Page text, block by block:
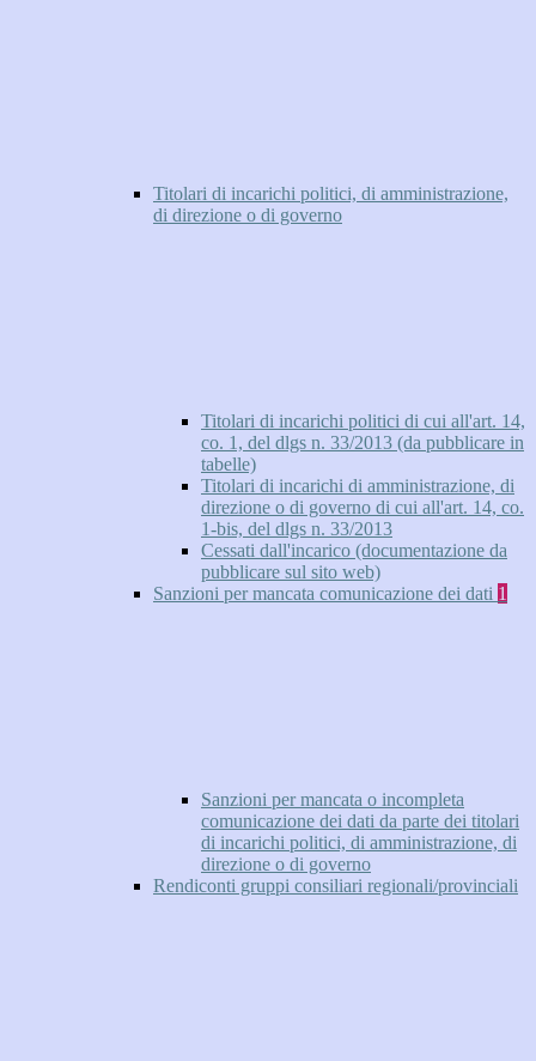
Titolari di incarichi politici, di amministrazione,
di direzione o di governo
Titolari di incarichi politici di cui all'art. 14,
co. 1, del dlgs n. 33/2013 (da pubblicare in
tabelle)
Titolari di incarichi di amministrazione, di
direzione o di governo di cui all'art. 14, co.
1-bis, del dlgs n. 33/2013
Cessati dall'incarico (documentazione da
pubblicare sul sito web)
Sanzioni per mancata comunicazione dei dati 1
Sanzioni per mancata o incompleta
comunicazione dei dati da parte dei titolari
di incarichi politici, di amministrazione, di
direzione o di governo
Rendiconti gruppi consiliari regionali/provinciali